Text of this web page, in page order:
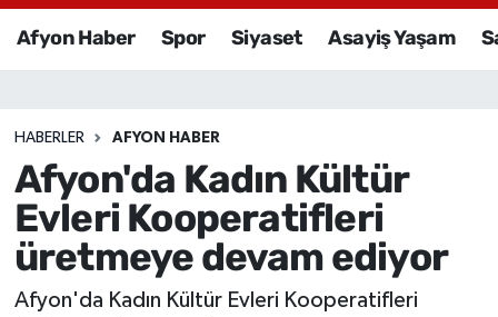
Afyon Haber Spor Siyaset Asayiş Yaşam
HABERLER AFYON HABER
Afyon'da Kadın Kültür
Evleri Kooperatifleri
üretmeye devam ediyor
Afyon'da Kadın Kültür Evleri Kooperatifleri
Sağlık
Eğitim